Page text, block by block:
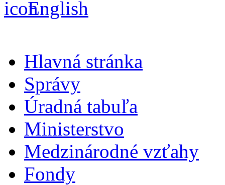
English
Hlavná stránka
Správy
Úradná tabuľa
Ministerstvo
Medzinárodné vzťahy
Fondy